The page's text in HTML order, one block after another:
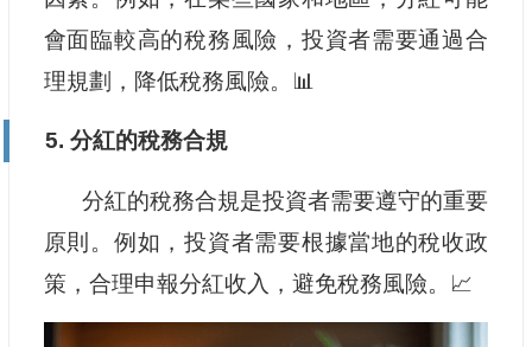
會面臨較高的稅務風險，投資者需要通過合
理規劃，降低稅務風險。📊
5. 分紅的稅務合規
分紅的稅務合規是投資者需要遵守的重要
原則。例如，投資者需要根據當地的稅收政
策，合理申報分紅收入，避免稅務風險。📈